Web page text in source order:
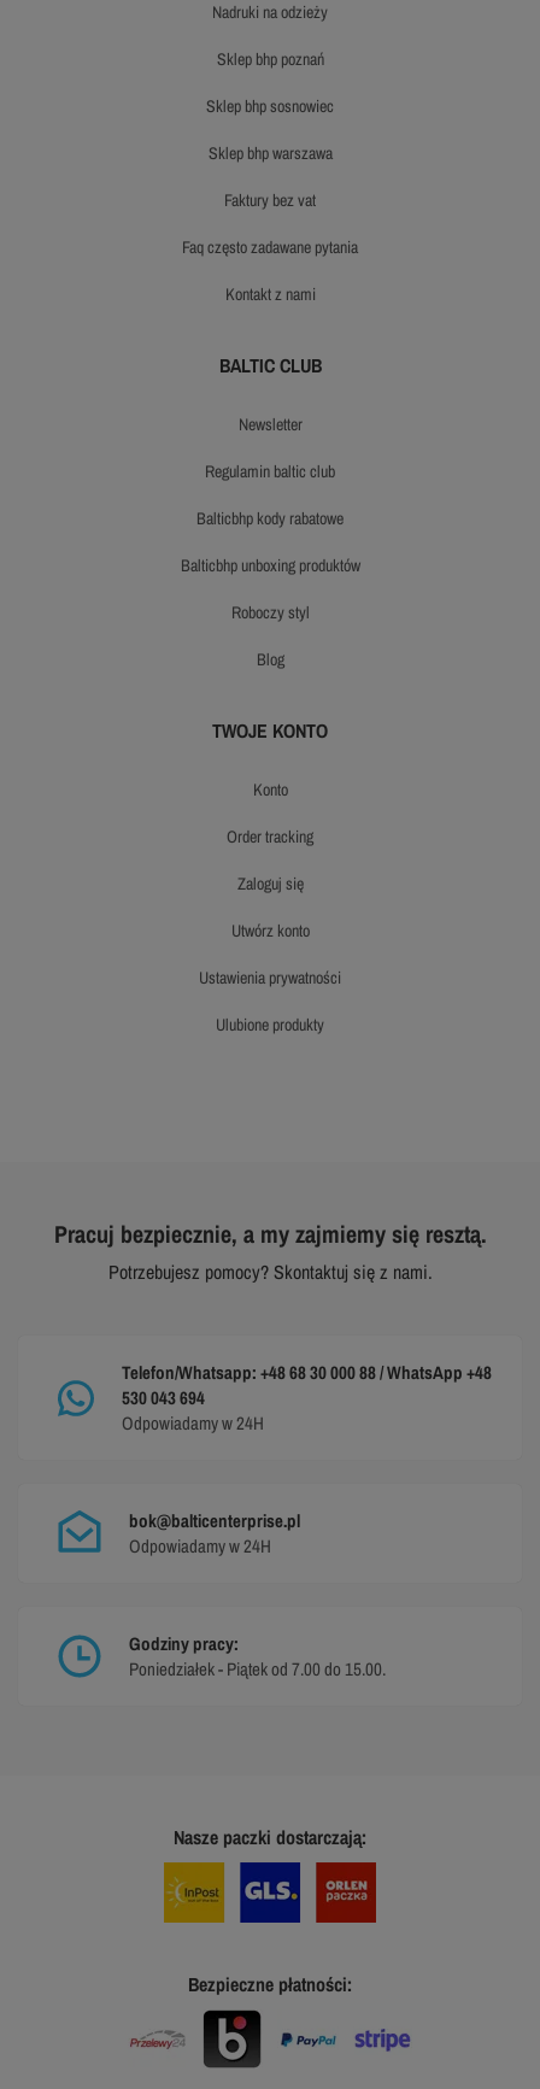
nadruki na odzieży
sklep bhp poznań
sklep bhp sosnowiec
sklep bhp warszawa
faktury bez vat
faq często zadawane pytania
kontakt z nami
BALTIC CLUB
newsletter
regulamin baltic club
balticbhp kody rabatowe
balticbhp unboxing produktów
roboczy styl
blog
TWOJE KONTO
konto
order tracking
zaloguj się
utwórz konto
ustawienia prywatności
ulubione produkty
Pracuj bezpiecznie, a my zajmiemy się resztą.
Potrzebujesz pomocy? Skontaktuj się z nami.
Telefon/Whatsapp: +48 68 30 000 88 / WhatsApp +48
530 043 694
Odpowiadamy w 24H
bok@balticenterprise.pl
Odpowiadamy w 24H
Godziny pracy:
Poniedziałek - Piątek od 7.00 do 15.00.
Nasze paczki dostarczają:
Bezpieczne płatności: